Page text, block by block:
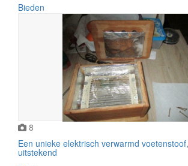
Bieden
8
Een unieke elektrisch verwarmd
uitstekend